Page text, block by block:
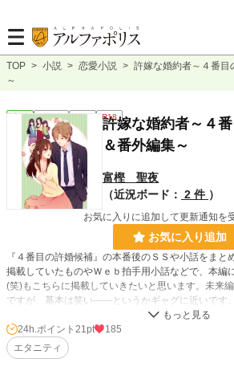
TOP > 小説 > 恋愛小説 > 許嫁な婚約者～４番目
～
恋愛 連載中 長編 R18
許嫁な婚約者～４
＆番外編集～
富樫 聖夜
（近況ボード： 2 件 ）
お気に入りに追加して更新通知を
お気に入り追加
『４番目の許婚候補』の本番後のＳＳや小話をまと
掲載していたものやＷｅｂ拍手用小話などで、本編
(笑)もこちらに掲載していきたいと思います。未来
ですが、基本は笑い――というかギャグに近いです。
小説 26,828 位 / 228,955 件
24h.ポイント 21pt
185
エタニティ